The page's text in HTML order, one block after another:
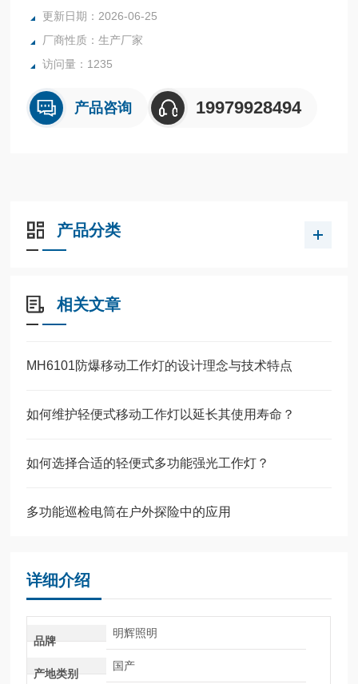
环境；电力、铁路、航运、冶金、油田、工矿企业各种野外工
信号指示。
更新日期：2026-06-25
厂商性质：生产厂家
访问量：1235
产品咨询 19979928494
产品分类
相关文章
MH6101防爆移动工作灯的设计理念与技术特点
如何维护轻便式移动工作灯以延长其使用寿命？
如何选择合适的轻便式多功能强光工作灯？
多功能巡检电筒在户外探险中的应用
详细介绍
品牌
明辉照明
产地类别
国产